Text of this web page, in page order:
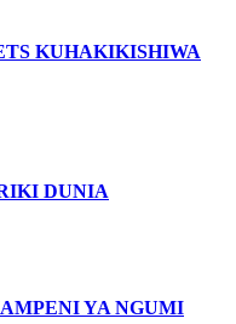
KUHAKIKISHIWA
DUNIA
YA NGUMI